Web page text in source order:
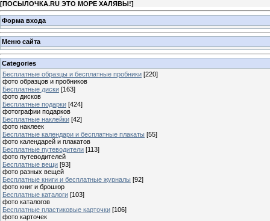
[ПОСЫЛОЧКА.RU ЭТО МОРЕ ХАЛЯВЫ!]
Форма входа
Меню сайта
Categories
Бесплатные образцы и бесплатные пробники [220]
фото образцов и пробников
Бесплатные диски [163]
фото дисков
Бесплатные подарки [424]
фотографии подарков
Бесплатные наклейки [42]
фото наклеек
Бесплатные календари и бесплатные плакаты [55]
фото календарей и плакатов
Бесплатные путеводители [113]
фото путеводителей
Бесплатные вещи [93]
фото разных вещей
Бесплатные книги и бесплатные журналы [92]
фото книг и брошюр
Бесплатные каталоги [103]
фото каталогов
Бесплатные пластиковые карточки [106]
фото карточек